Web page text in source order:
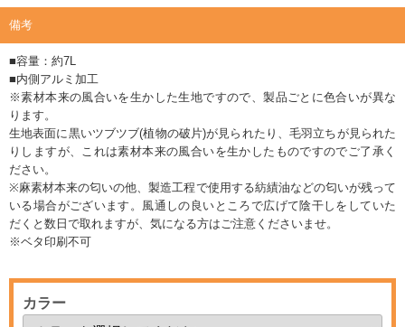
備考
■容量：約7L
■内側アルミ加工
※素材本来の風合いを生かした生地ですので、製品ごとに色合いが異な
ります。
生地表面に黒いツブツブ(植物の破片)が見られたり、毛羽立ちが見られた
りしますが、これは素材本来の風合いを生かしたものですのでご了承く
ださい。
※麻素材本来の匂いの他、製造工程で使用する紡績油などの匂いが残って
いる場合がございます。風通しの良いところで広げて陰干しをしていた
だくと数日で取れますが、気になる方はご注意くださいませ。
※ベタ印刷不可
カラー